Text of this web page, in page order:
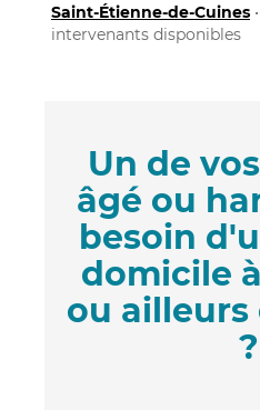
Saint-Étienne-de-Cuines
intervenants disponibles
Un de
âgé ou
besoin
domicile
ou ailleurs
?